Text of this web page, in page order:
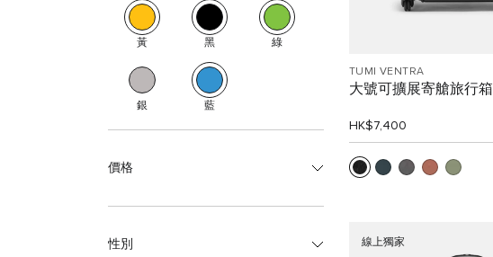
黃 黑 綠
銀 藍
價格
性別
TUMI VENTRA
大號可擴展寄艙旅行箱
HK$7,400
線上獨家